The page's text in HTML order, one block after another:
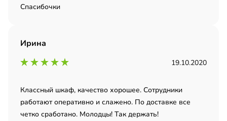
Спасибочки
Ирина
19.10.2020
Классный шкаф, качество хорошее. Сотрудники
работают оперативно и слажено. По доставке все
четко сработано. Молодцы! Так держать!